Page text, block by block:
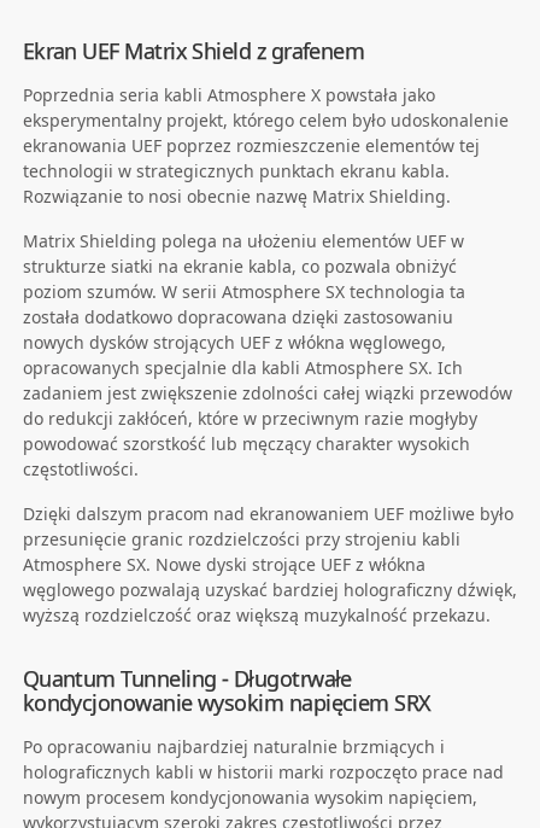
Ekran UEF Matrix Shield z grafenem
Poprzednia seria kabli Atmosphere X powstała jako
eksperymentalny projekt, którego celem było udoskonalenie
ekranowania UEF poprzez rozmieszczenie elementów tej
technologii w strategicznych punktach ekranu kabla.
Rozwiązanie to nosi obecnie nazwę Matrix Shielding.
Matrix Shielding polega na ułożeniu elementów UEF w
strukturze siatki na ekranie kabla, co pozwala obniżyć
poziom szumów. W serii Atmosphere SX technologia ta
została dodatkowo dopracowana dzięki zastosowaniu
nowych dysków strojących UEF z włókna węglowego,
opracowanych specjalnie dla kabli Atmosphere SX. Ich
zadaniem jest zwiększenie zdolności całej wiązki przewodów
do redukcji zakłóceń, które w przeciwnym razie mogłyby
powodować szorstkość lub męczący charakter wysokich
częstotliwości.
Dzięki dalszym pracom nad ekranowaniem UEF możliwe było
przesunięcie granic rozdzielczości przy strojeniu kabli
Atmosphere SX. Nowe dyski strojące UEF z włókna
węglowego pozwalają uzyskać bardziej holograficzny dźwięk,
wyższą rozdzielczość oraz większą muzykalność przekazu.
Quantum Tunneling - Długotrwałe
kondycjonowanie wysokim napięciem SRX
Po opracowaniu najbardziej naturalnie brzmiących i
holograficznych kabli w historii marki rozpoczęto prace nad
nowym procesem kondycjonowania wysokim napięciem,
wykorzystującym szeroki zakres częstotliwości przez